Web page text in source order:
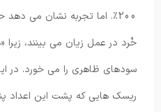
200٪. اما تجربه نشان می دهد
خُرد در عمل زیان می بینند، زیرا
سودهای ظاهری را می خورد. در
ریسک هایی که پشت این اعداد